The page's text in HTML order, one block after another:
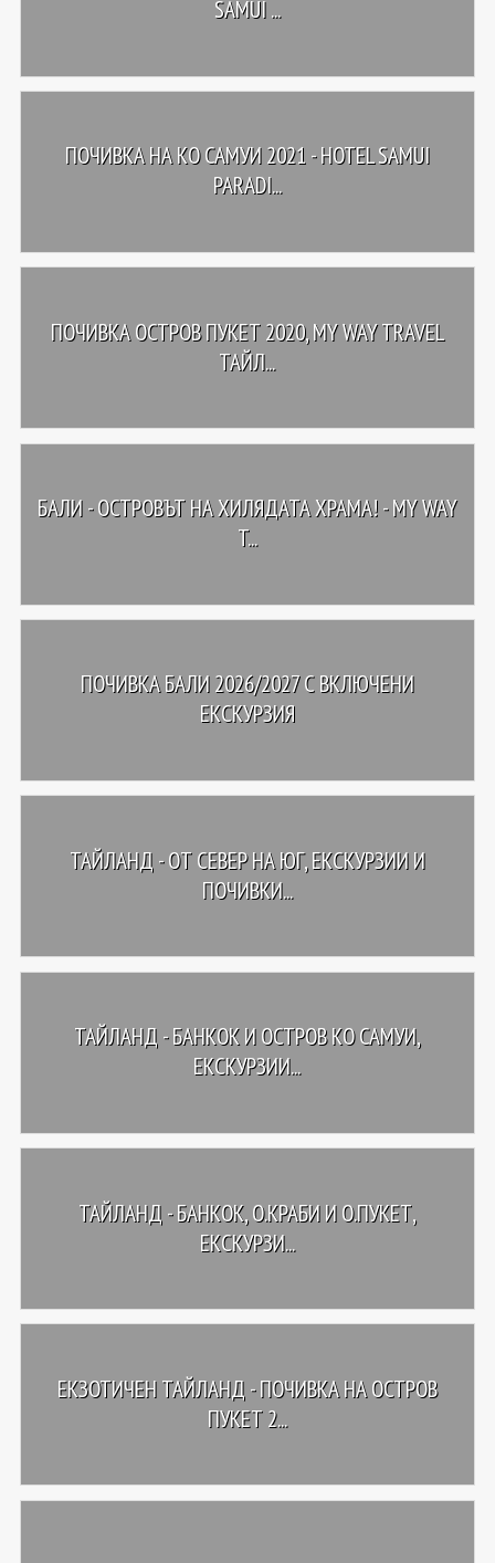
SAMUI ...
ПОЧИВКА НА КО САМУИ 2021 - HOTEL SAMUI
PARADI...
ПОЧИВКА ОСТРОВ ПУКЕТ 2020, MY WAY TRAVEL
ТАЙЛ...
БАЛИ - ОСТРОВЪТ НА ХИЛЯДАТА ХРАМА! - MY WAY
T...
ПОЧИВКА БАЛИ 2026/2027 С ВКЛЮЧЕНИ
ЕКСКУРЗИЯ
ТАЙЛАНД - OТ СЕВЕР НА ЮГ, ЕКСКУРЗИИ И
ПОЧИВКИ...
ТАЙЛАНД - БАНКОК И ОСТРОВ КО САМУИ,
ЕКСКУРЗИИ...
ТАЙЛАНД - БАНКОК, О.КРАБИ И О.ПУКЕТ,
ЕКСКУРЗИ...
ЕКЗОТИЧЕН ТАЙЛАНД - ПОЧИВКА НА ОСТРОВ
ПУКЕТ 2...